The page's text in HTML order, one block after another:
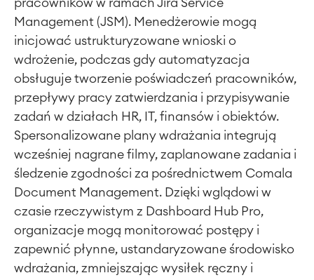
pracowników w ramach Jira Service
Management (JSM). Menedżerowie mogą
inicjować ustrukturyzowane wnioski o
wdrożenie, podczas gdy automatyzacja
obsługuje tworzenie poświadczeń pracowników,
przepływy pracy zatwierdzania i przypisywanie
zadań w działach HR, IT, finansów i obiektów.
Spersonalizowane plany wdrażania integrują
wcześniej nagrane filmy, zaplanowane zadania i
śledzenie zgodności za pośrednictwem Comala
Document Management. Dzięki wglądowi w
czasie rzeczywistym z Dashboard Hub Pro,
organizacje mogą monitorować postępy i
zapewnić płynne, ustandaryzowane środowisko
wdrażania, zmniejszając wysiłek ręczny i